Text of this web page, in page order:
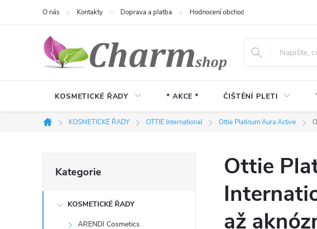
O nás Kontakty Doprava a platba Hodnocení obchodu
KOSMETICKÉ ŘADY * AKCE * ČIŠTĚNÍ PLETI
Domů
KOSMETICKÉ ŘADY OTTIE International Ottie Platinum Aura Active
o
kategorie
Kategorie
KOSMETICKÉ ŘADY
ARENDI Cosmetics
Ottie
až